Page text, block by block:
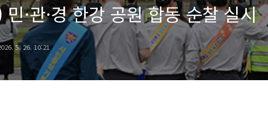
민·관·경 한강 공원 합동 순찰 실시
5. 26. 10:21